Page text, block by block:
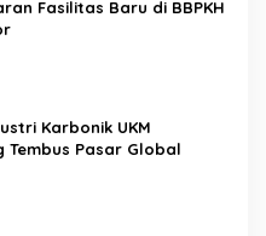
Fasilitas Baru di BBPKH
Karbonik UKM
Tembus Pasar Global